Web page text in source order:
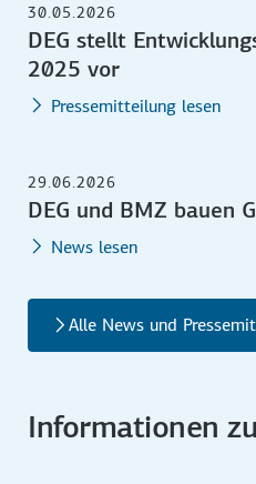
30.05.2026
DEG stellt
2025 vor
Pressemitteilung lesen
29.06.2026
DEG und BMZ bauen
News lesen
Alle News und
Informationen